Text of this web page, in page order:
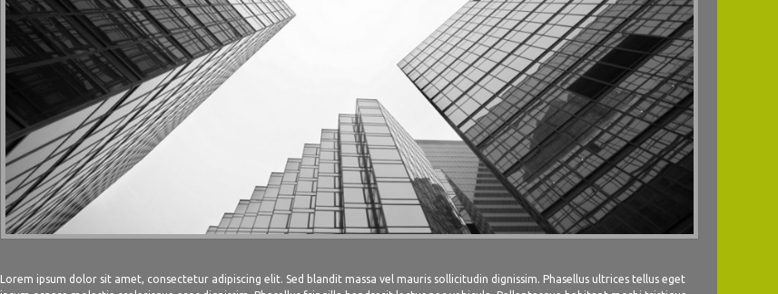
Lorem ipsum dolor sit amet, consectetur adipiscing elit. Sed blandit massa vel mauris sollicitudin dignissim. Phasellus ultrices tellus eget